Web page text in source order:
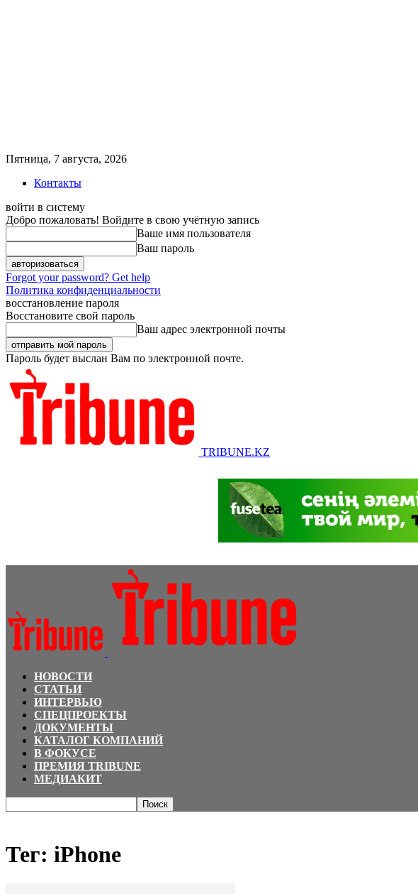
Пятница, 7 августа, 2026
Контакты
войти в систему
Добро пожаловать! Войдите в свою учётную запись
Ваше имя пользователя
Ваш пароль
Forgot your password? Get help
Политика конфиденциальности
восстановление пароля
Восстановите свой пароль
Ваш адрес электронной почты
Пароль будет выслан Вам по электронной почте.
TRIBUNE.KZ
НОВОСТИ
СТАТЬИ
ИНТЕРВЬЮ
СПЕЦПРОЕКТЫ
ДОКУМЕНТЫ
КАТАЛОГ КОМПАНИЙ
В ФОКУСЕ
ПРЕМИЯ TRIBUNE
МЕДИАКИТ
Тег: iPhone